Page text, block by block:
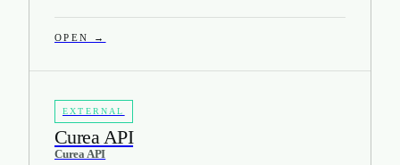
OPEN →
EXTERNAL
Curea API
Curea API